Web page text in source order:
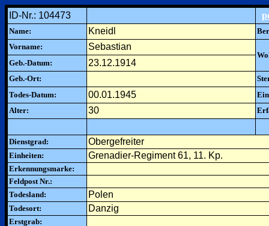
ID-Nr.: 104473
Name: Kneidl
Vorname:
Sebastian
Geb.-Datum:
23.12.1914
Geb.-Ort:
Todes-Datum:
00.01.1945
Alter:
30
Dienstgrad: Obergefreiter
Einheiten: Grenadier-Regiment 61, 11. Kp.
Erkennungsmarke:
Feldpost Nr.:
Todesland:
Polen
Todesort: Danzig
Erstgrab: